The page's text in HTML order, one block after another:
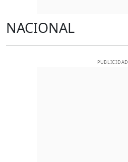
NACIONAL
PUBLICIDAD